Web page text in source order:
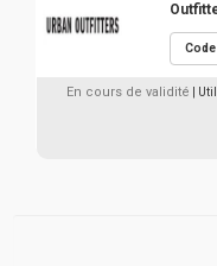
En cours de validité |